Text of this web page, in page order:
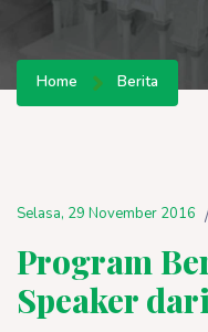
Home Berita
Selasa, 29 November 2016 /
Program
Speaker